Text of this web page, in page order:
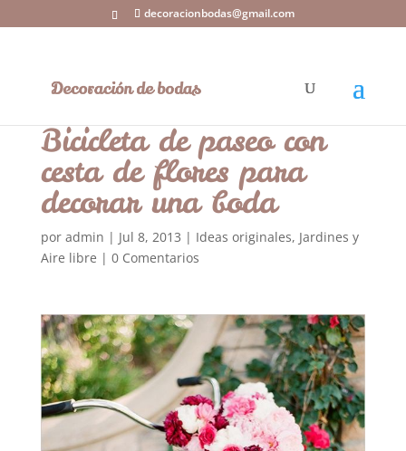
decoracionbodas@gmail.com
Bicicleta de paseo con
cesta de flores para
decorar una boda
por admin | Jul 8, 2013 | Ideas originales, Jardines y
Aire libre | 0 Comentarios